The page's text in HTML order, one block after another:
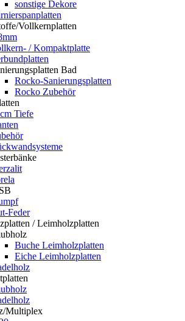
sonstige Dekore
Vollkernplatten
/ Kompaktplatte
Bad
Rocko-Sanierungsplatten
Rocko Zubehör
Tiefe
Feder
/ Leimholzplatten
Buche Leimholzplatten
Eiche Leimholzplatten
Multiplex